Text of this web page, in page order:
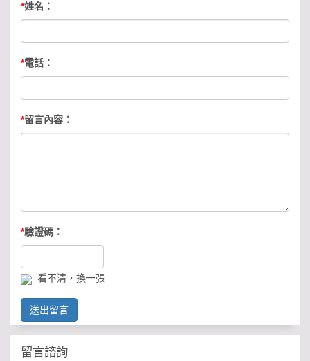
*姓名：
*電話：
*留言內容：
*驗證碼：
看不清，換一張
送出留言
留言諮詢